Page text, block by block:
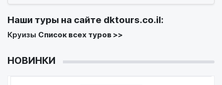
Наши туры на сайте dktours.co.il:
Круизы Список всех туров >>
НОВИНКИ